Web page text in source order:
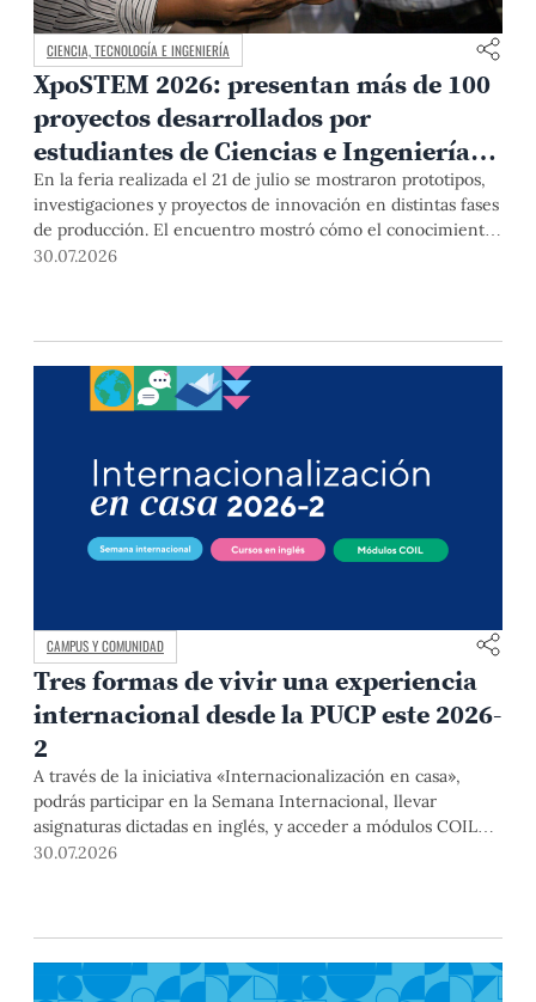
CIENCIA, TECNOLOGÍA E INGENIERÍA
XpoSTEM 2026: presentan más de 100
proyectos desarrollados por
estudiantes de Ciencias e Ingeniería
PUCP orientados a atender
necesidades del país
En la feria realizada el 21 de julio se mostraron prototipos,
investigaciones y proyectos de innovación en distintas fases
de producción. El encuentro mostró cómo el conocimiento
adquirido en las aulas puede responder a desafíos concretos
30.07.2026
CAMPUS Y COMUNIDAD
Tres formas de vivir una experiencia
internacional desde la PUCP este 2026-
2
A través de la iniciativa «Internacionalización en casa»,
podrás participar en la Semana Internacional, llevar
asignaturas dictadas en inglés, y acceder a módulos COIL
junto con estudiantes y docentes de universidades
30.07.2026